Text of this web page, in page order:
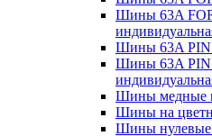
Шины 63A
Шины 63A
Шины 63A PIN
Шины медные
Шины на
Шины нулевые